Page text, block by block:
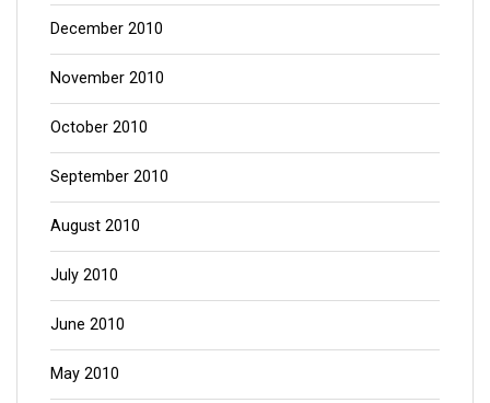
December 2010
November 2010
October 2010
September 2010
August 2010
July 2010
June 2010
May 2010